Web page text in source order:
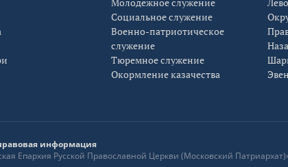
Социальное служение
Военно-патриотическое
служение
Тюремное служение
Окормление казачества
информация
Епархия Русской Православной Церкви (Московский